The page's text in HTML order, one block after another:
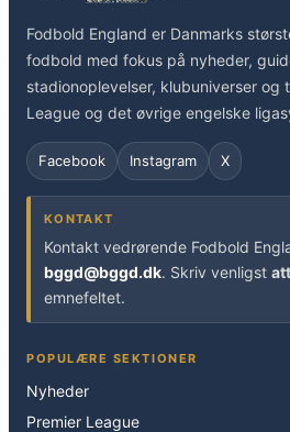
Fodbold England er Danmarks
fodbold med fokus på nyheder,
stadionoplevelser, klubuniverser og
League og det øvrige engelske
Facebook Instagram X
KONTAKT
Kontakt vedrørende Fodbold
bggd@bggd.dk. Skriv venligst
emnefeltet.
POPULÆRE SEKTIONER
Nyheder
Premier League